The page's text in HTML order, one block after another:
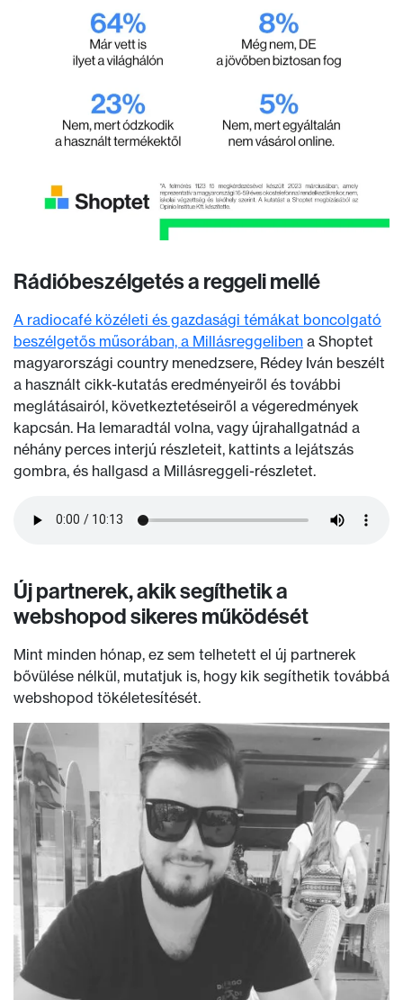
Rádióbeszélgetés a reggeli mellé
A radiocafé közéleti és gazdasági témákat boncolgató
beszélgetős műsorában, a Millásreggeliben a Shoptet
magyarországi country menedzsere, Rédey Iván beszélt
a használt cikk-kutatás eredményeiről és további
meglátásairól, következtetéseiről a végeredmények
kapcsán. Ha lemaradtál volna, vagy újrahallgatnád a
néhány perces interjú részleteit, kattints a lejátszás
gombra, és hallgasd a Millásreggeli-részletet.
Új partnerek, akik segíthetik a
webshopod sikeres működését
Mint minden hónap, ez sem telhetett el új partnerek
bővülése nélkül, mutatjuk is, hogy kik segíthetik továbbá
webshopod tökéletesítését.